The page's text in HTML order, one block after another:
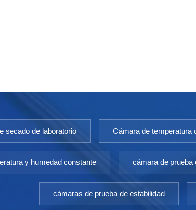
secado de laboratorio Cámara de temperatura
y humedad constante cámara de prueba
cámaras de prueba de estabilidad